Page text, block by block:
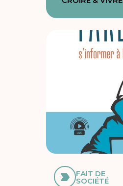
FAIT DE
SOCIÉTÉ